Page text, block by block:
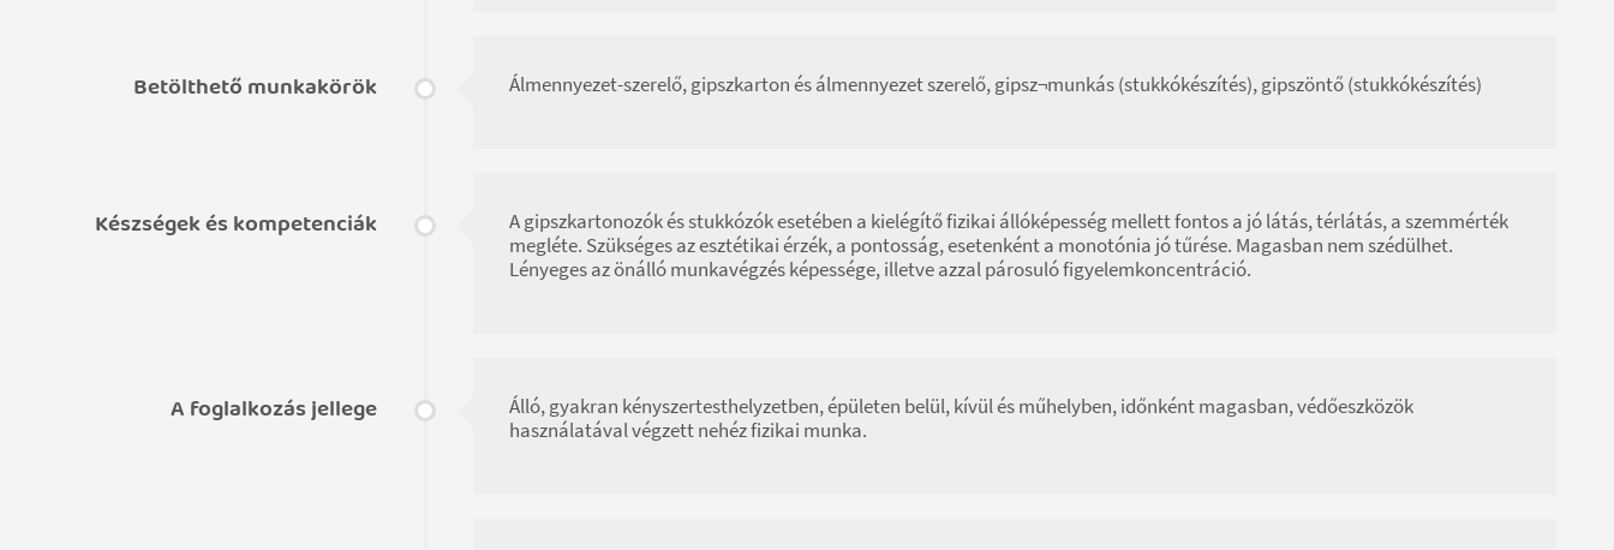
Betölthető munkakörök Álmennyezet-szerelő, gipszkarton és álmennyezet szerelő, gipsz¬munkás (stukkókészítés), gipszöntő (stukkókészítés)
Készségek és kompetenciák
A gipszkartonozók és stukkózók esetében a kielégítő fizikai állóképesség mellett fontos a jó látás, térlátás, a szemmérték
megléte. Szükséges az esztétikai érzék, a pontosság, esetenként a monotónia jó tűrése. Magasban nem szédülhet.
Lényeges az önálló munkavégzés képessége, illetve azzal párosuló figyelemkoncentráció.
A foglalkozás jellege
Álló, gyakran kényszertesthelyzetben, épületen belül, kívül és műhelyben, időnként magasban, védőeszközök
használatával végzett nehéz fizikai munka.